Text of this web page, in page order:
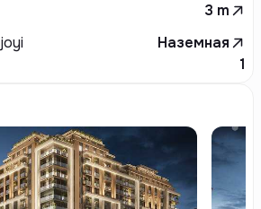
3 m
Наземная
1